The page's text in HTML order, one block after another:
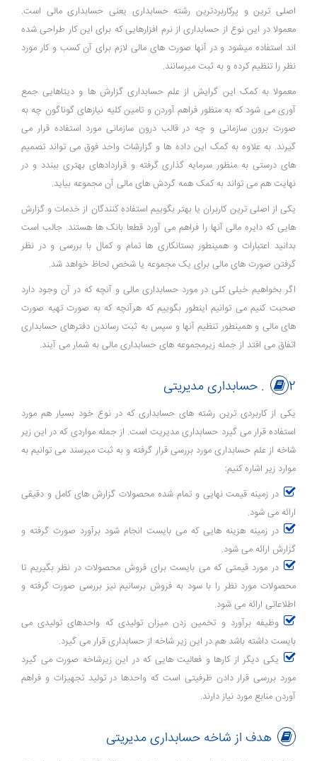
اصلی ترین و پرکاربردترین رشته حسابداری یعنی حسابداری مالی است.
معمولا در این نوع از حسابداری از نرم افزارهایی که برای این کار طراحی شده
اند استفاده میشود و در آنها صورت های مالی لازم برای آن کسب و کار مورد
نظر را تنظیم کرده و به ثبت میرسانند.
معمولا به کمک این گرایش از علم حسابداری گزارش ها و دیتاهایی جمع
آوری می شود که به منظور فراهم آوردن و تامین کلیه نیازهای گوناگون چه به
صورت برون سازمانی و چه در قالب درون سازمانی مورد استفاده قرار می
گیرند. به علاوه به کمک این داده ها و گزارشات واحد فوق می تواند تصمیم
های درستی به منظور سرمایه گذاری گرفته و قراردادهای بهتری ببندد و در
نهایت هم می تواند به کمک همه گردش های مالی آن مجموعه بیاید.
یکی از اصلی ترین کاربران یا بهتر بگوییم استفاده کنندگان از خدمات و گزارش
هایی که دایره مالی آنها را فراهم می آورد قطعا بانک ها هستند. جالب است
بدانید اعتبارات و همینطور بستانکاری ها تمام و کمال با بررسی و در نظر
گرفتن صورت های مالی برای یک مجموعه یا شخص لحاظ خواهد شد.
اگر بخواهیم خیلی کلی در مورد حسابداری مالی و آنچه که در آن وجود دارد
صحبت کنیم می توانیم اینطور بگوییم که هرآنچه که به صورت تهیه صورت
های مالی و همینطور تنظیم آنها و سپس به ثبت رساندن دفترهای حسابداری
اتفاق می افتد از جمله زیرمجموعه های حسابداری مالی به شمار می آیند.
2. حسابداری مدیریتی
یکی از کاربردی ترین رشته های حسابداری که در نوع خود بسیار هم مورد
استفاده قرار می گیرد حسابداری مدیریت است. از جمله مواردی که در این زیر
شاخه از علم حسابداری مورد بررسی قرار گرفته و به ثبت میرسند می توانیم به
موارد زیر اشاره کنیم:
در زمینه قیمت نهایی و تمام شده محصولات گزارش های کامل و دقیقی
ارائه می شود.
در زمینه هزینه هایی که می بایست انجام شود برآورد صورت گرفته و
گزارش ارائه می شود.
در مورد قیمتی که می بایست برای فروش محصولات در نظر بگیریم تا
محصولات مورد نظر را با سود به فروش برسانیم نیز بررسی صورت گرفته و
اطلاعاتی ارائه می شود.
وظیفه برآورد و تخمین زدن میزان تولیدی که واحدهای تولیدی می
بایست داشته باشد هم در این زیر شاخه از حسابداری قرار می گیرد.
یکی دیگر از کارها و فعالیت هایی که در این زیرشاخه صورت می گیرد
مورد بررسی قرار دادن ظرفیتی است که واحدها در تولید تجهیزات و فراهم
آوردن منابع مورد نیاز دارند.
هدف از شاخه حسابداری مدیریتی